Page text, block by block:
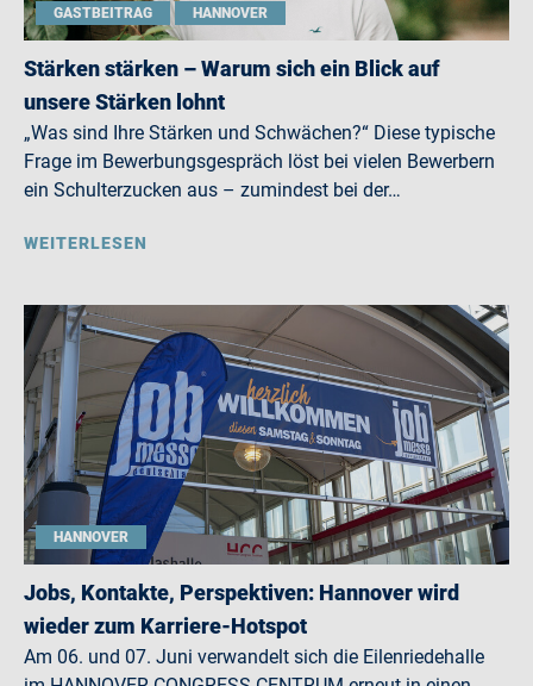
GASTBEITRAG HANNOVER
Stärken stärken – Warum sich ein Blick auf
unsere Stärken lohnt
„Was sind Ihre Stärken und Schwächen?“ Diese typische
Frage im Bewerbungsgespräch löst bei vielen Bewerbern
ein Schulterzucken aus – zumindest bei der…
WEITERLESEN
HANNOVER
Jobs, Kontakte, Perspektiven: Hannover wird
wieder zum Karriere-Hotspot
Am 06. und 07. Juni verwandelt sich die Eilenriedehalle